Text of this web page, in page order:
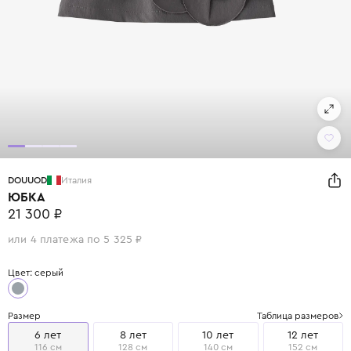
DOUUOD Италия
ЮБКА
21 300 ₽
или 4 платежа по 5 325 ₽
Цвет: серый
Размер Таблица размеров
6 лет
116 см
8 лет
128 см
10 лет
140 см
12 лет
152 см